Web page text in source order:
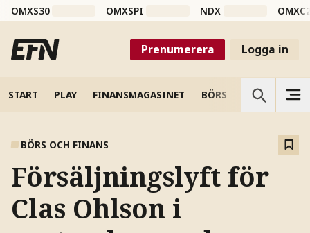
OMXS30 OMXSPI NDX
Prenumerera Logga in
START PLAY FINANSMAGASINET BÖRS VETENSKAP
BÖRS OCH FINANS
Försäljningslyft för
Clas Ohlson i